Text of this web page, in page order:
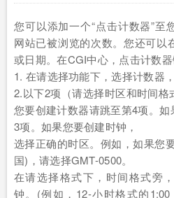
您可以添加一个“点击计数器”至
网站已被浏览的次数。您还可以
或日期。在CGI中心，点击计数器
1. 在请选择功能下，选择计数器
2.以下2项（请选择时区和时间
您要创建计数器请跳至第4项。
3项。如果您要创建时钟，
选择正确的时区。例如，如果您
国)，请选择GMT-0500。
在请选择格式下，时间格式旁
钟。(例如，12-小时格式的